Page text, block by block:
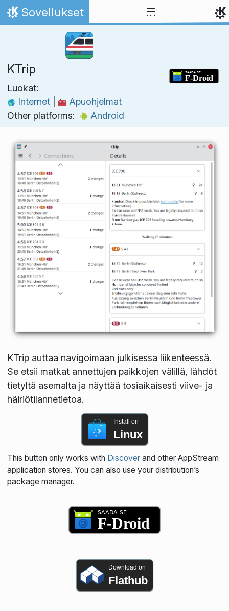
Skip to content
Home
Sovellukset
KTrip
Luokat:
Internet
Apuohjelmat
Other platforms:
Android
KTrip auttaa navigoimaan julkisessa liikenteessä.
Se etsii matkat annettujen paikkojen välillä, lähdöt
tietyltä asemalta ja näyttää tosiaikaisesti viive- ja
häiriötilannetietoa.
Install on
Linux
This button only works with Discoverand other AppStream
application stores. You can also use your distribution’s
package manager.
Download on
Flathub